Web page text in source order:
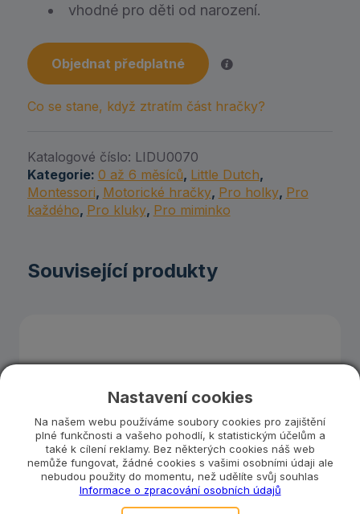
vhodné pro děti od narození.
Objednat předplatné
Co se stane, když ztratím část hračky?
Katalogové číslo: LIDU0070
Kategorie: 0 až 6 měsíců, Little Dutch,
Montessori, Motorické hračky, Pro holky, Pro
každého, Pro kluky, Pro miminko
Související produkty
Nastavení cookies
Na našem webu používáme soubory cookies pro zajištění
plné funkčnosti a vašeho pohodlí, k statistickým účelům a
také k cílení reklamy. Bez některých cookies náš web
nemůže fungovat, žádné cookies s vašimi osobními údaji ale
nebudou použity do momentu, než udělíte svůj souhlas
Informace o zpracování osobních údajů